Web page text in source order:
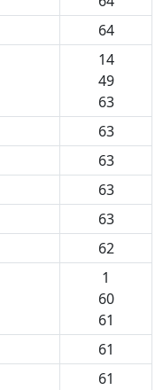
64
14
49
63
63
63
63
63
62
1
60
61
61
61